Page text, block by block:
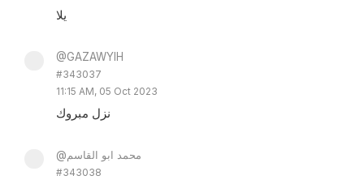
يلا
@GAZAWYIH
#343037
11:15 AM, 05 Oct 2023
نزل مبروك
@محمد ابو القاسم
#343038